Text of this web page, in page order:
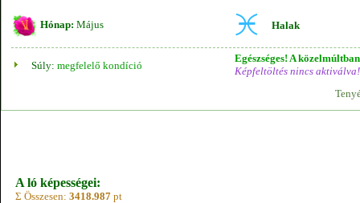
Hónap: Május Halak
Súly: megfelelő kondíció
Egészséges! A
Képfeltöltés nincs aktiválva!
A ló képességei:
Σ Összesen: 3418.987 pt